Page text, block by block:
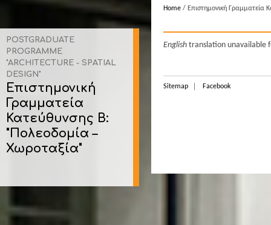
POSTGRADUATE
PROGRAMME
"ARCHITECTURE - SPATIAL
DESIGN"
Επιστημονική
Γραμματεία
Κατεύθυνσης B:
"Πολεοδομία –
Χωροταξία"
Home / Επιστημονική Γραμματεία
English translation unavailable
Sitemap Facebook